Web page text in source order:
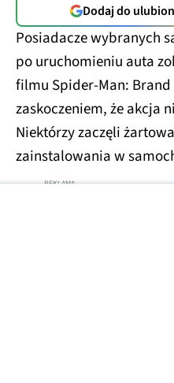
Dodaj do
Posiadacze wybranych
po uruchomieniu auta
filmu Spider-Man: Brand
zaskoczeniem, że akcja
Niektórzy zaczęli
zainstalowania w